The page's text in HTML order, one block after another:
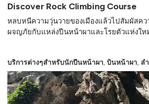
Discover Rock Climbing Course
หลบหนีความวุ่นวายของเมืองแล้วไปสัมผัสค
ผจญภัยกับแหล่งปีนหน้าผาและโรยตัวแห่งให
บริการต่างๆสำหรับนักปีนหน้าผา, บินหน้าผา, ล